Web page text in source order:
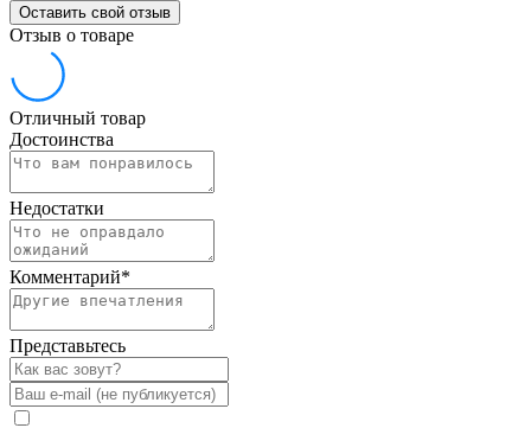
Оставить свой отзыв
Отзыв о товаре
Отличный товар
Достоинства
Недостатки
Комментарий*
Представьтесь